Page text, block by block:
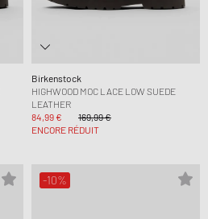
Birkenstock
HIGHWOOD MOC LACE LOW SUEDE
LEATHER
84,99 €
169,99 €
ENCORE RÉDUIT
-10%